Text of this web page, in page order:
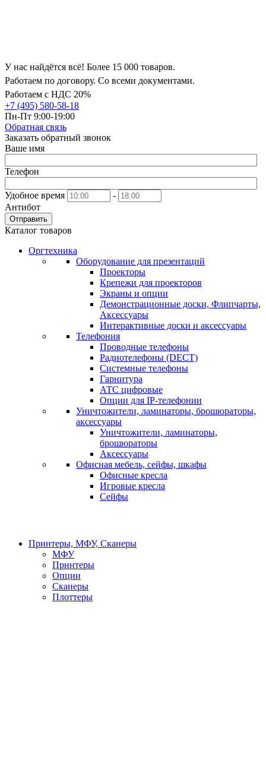
У нас найдётся всё! Более 15 000 товаров.
Работаем по договору. Со всеми документами.
Работаем с НДС 20%
+7 (495) 580-58-18
Пн-Пт 9:00-19:00
Обратная связь
Заказать обратный звонок
Ваше имя
Телефон
Удобное время
-
Антибот
Отправить
Каталог товаров
Оргтехника
Оборудование для презентаций
Проекторы
Крепежи для проекторов
Экраны и опции
Демонстрационные доски, Флипчарты,
Аксессуары
Интерактивные доски и аксессуары
Телефония
Проводные телефоны
Радиотелефоны (DECT)
Системные телефоны
Гарнитура
АТС цифровые
Опции для IP-телефонии
Уничтожители, ламинаторы, брошюраторы,
аксессуары
Уничтожители, ламинаторы,
брошюраторы
Аксессуары
Офисная мебель, сейфы, шкафы
Офисные кресла
Игровые кресла
Сейфы
Принтеры, МФУ, Сканеры
МФУ
Принтеры
Опции
Сканеры
Плоттеры